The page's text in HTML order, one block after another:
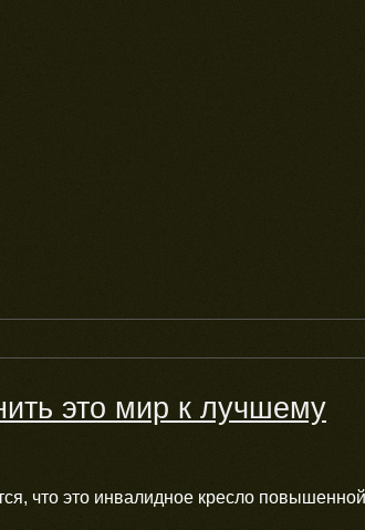
это мир к лучшему
что это инвалидное кресло повышенной